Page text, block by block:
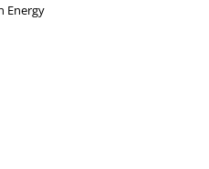
Energy